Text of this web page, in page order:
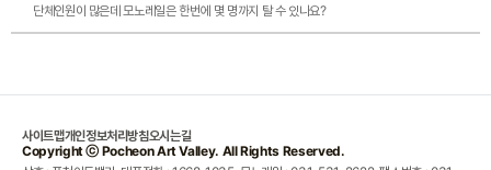
단체인원이 많은데 모노레일은 한번에 몇 명까지 탈 수 있나요?
사이트맵개인정보처리방침오시는길
Copyright ⓒ Pocheon Art Valley. All Rights Reserved.